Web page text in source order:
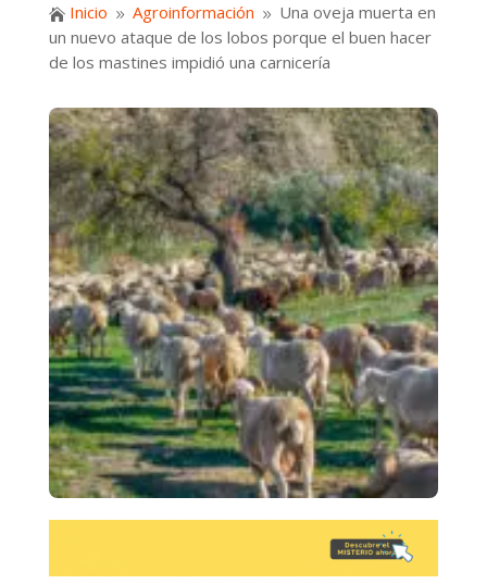
 Inicio 9 Agroinformación 9 Una oveja muerta en
un nuevo ataque de los lobos porque el buen hacer
de los mastines impidió una carnicería